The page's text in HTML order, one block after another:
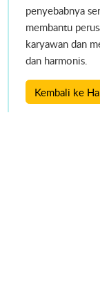
penyebabnya
membantu
karyawan dan
dan harmonis.
Kembali ke